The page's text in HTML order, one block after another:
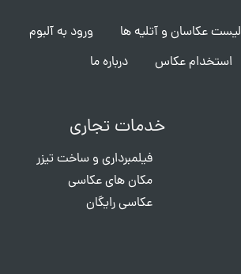
لیست عکاسان و آتلیه ها
ورود به آلبوم
استخدام عکاس
درباره ما
خدمات تجاری
فیلمبرداری و ساخت تیزر
مکان های عکاسی
عکاسی رایگان